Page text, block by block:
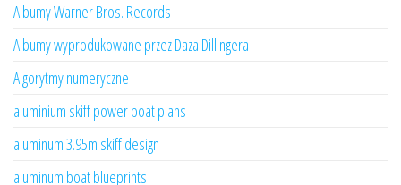
Albumy Warner Bros. Records
Albumy wyprodukowane przez Daza Dillingera
Algorytmy numeryczne
aluminium skiff power boat plans
aluminum 3.95m skiff design
aluminum boat blueprints